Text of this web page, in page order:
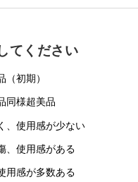
てください
（初期）
同様超美品
、使用感が少ない
、使用感がある
用感が多数ある